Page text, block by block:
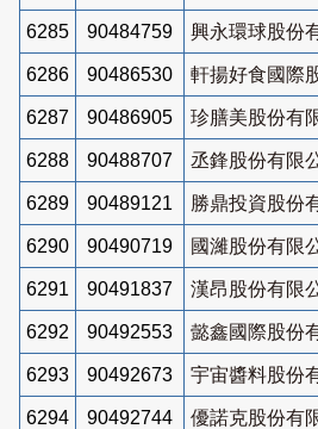
6285 90484759 興永環球股份
6286 90486530 軒揚好食國際
6287 90486905 珍膳美股份有
6288 90488707 丞鋒股份有限
6289 90489121 勝鼎投資股份
6290 90490719 國濰股份有限
6291 90491837 漢昂股份有限
6292 90492553 懿鑫國際股份
6293 90492673 宇宙醬料股份
6294 90492744 優諾克股份有